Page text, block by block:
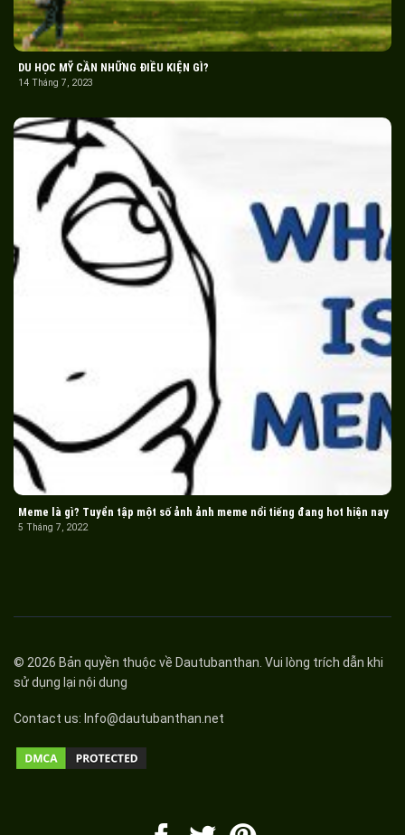
DU HỌC MỸ CẦN NHỮNG ĐIỀU KIỆN GÌ?
14 Tháng 7, 2023
Meme là gì? Tuyển tập một số ảnh ảnh meme nổi tiếng đang hot hiện nay
5 Tháng 7, 2022
© 2026 Bản quyền thuộc về Dautubanthan . Vui lòng trích dẫn khi
sử dụng lại nội dung
Contact us: Info@dautubanthan.net